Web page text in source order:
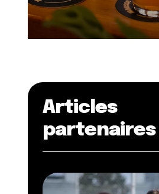
Articles
partenaires